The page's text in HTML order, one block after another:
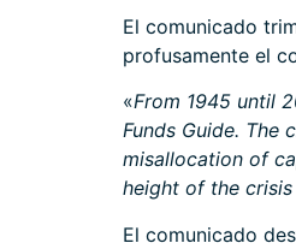
El comunicado
profusamente el
«From 1945 until
Funds Guide.
misallocation of
height of the
El comunicado